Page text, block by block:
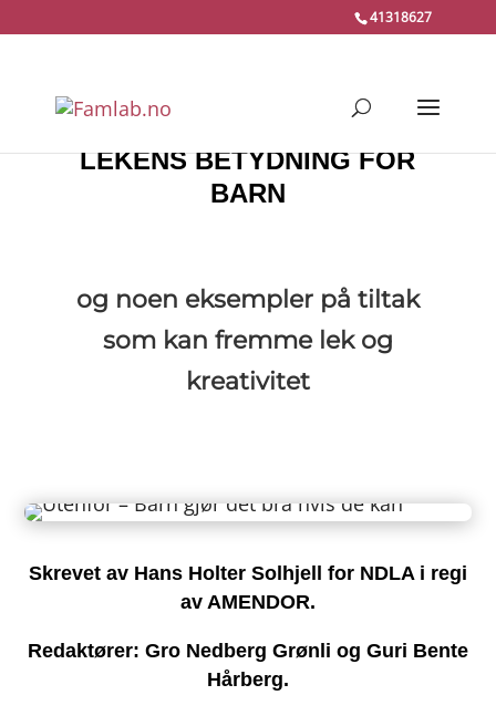
41318627
LEKENS BETYDNING FOR
BARN
og noen eksempler på tiltak
som kan fremme lek og
kreativitet
Skrevet av Hans Holter Solhjell for NDLA i regi
av AMENDOR.
Redaktører: Gro Nedberg Grønli og Guri Bente
Hårberg.